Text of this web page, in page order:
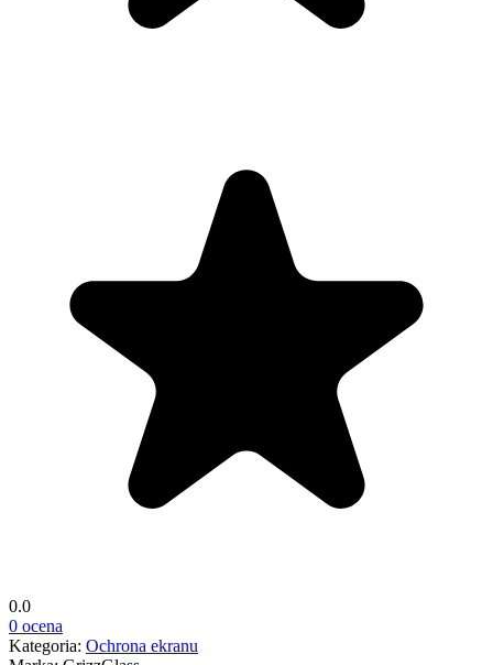
0.0
0 ocena
Kategoria: Ochrona ekranu